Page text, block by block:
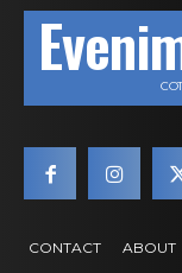
CONTACT ABOUT